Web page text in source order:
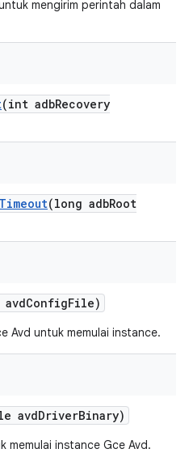
mengirim perintah dalam
(int adbRecovery
Timeout(long adbRoot
ConfigFile)
Avd untuk memulai instance.
avdDriverBinary)
memulai instance Gce Avd.